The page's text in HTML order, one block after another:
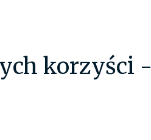
korzyści -